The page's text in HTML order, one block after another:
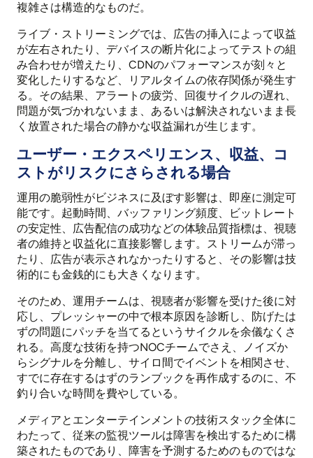
複雑さは構造的なものだ。
ライブ・ストリーミングでは、広告の挿入によって収益
が左右されたり、デバイスの断片化によってテストの組
み合わせが増えたり、CDNのパフォーマンスが刻々と
変化したりするなど、リアルタイムの依存関係が発生す
る。その結果、アラートの疲労、回復サイクルの遅れ、
問題が気づかれないまま、あるいは解決されないまま長
く放置された場合の静かな収益漏れが生じます。
ユーザー・エクスペリエンス、収益、コ
ストがリスクにさらされる場合
運用の脆弱性がビジネスに及ぼす影響は、即座に測定可
能です。起動時間、バッファリング頻度、ビットレート
の安定性、広告配信の成功などの体験品質指標は、視聴
者の維持と収益化に直接影響します。ストリームが滞っ
たり、広告が表示されなかったりすると、その影響は技
術的にも金銭的にも大きくなります。
そのため、運用チームは、視聴者が影響を受けた後に対
応し、プレッシャーの中で根本原因を診断し、防げたは
ずの問題にパッチを当てるというサイクルを余儀なくさ
れる。高度な技術を持つNOCチームでさえ、ノイズか
らシグナルを分離し、サイロ間でイベントを相関させ、
すでに存在するはずのランブックを再作成するのに、不
釣り合いな時間を費やしている。
メディアとエンターテインメントの技術スタック全体に
わたって、従来の監視ツールは障害を検出するために構
築されたものであり、障害を予測するためのものではな